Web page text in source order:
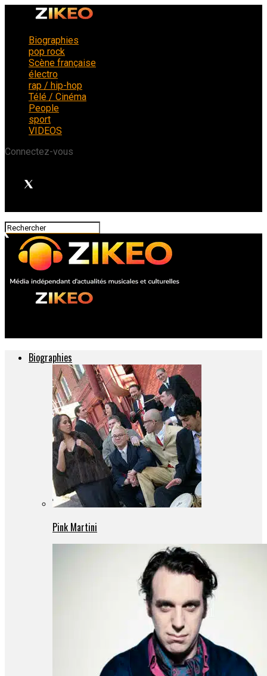
Biographies
pop rock
Scène française
électro
rap / hip-hop
Télé / Cinéma
People
sport
VIDEOS
Connectez-vous
Biographies
Pink Martini